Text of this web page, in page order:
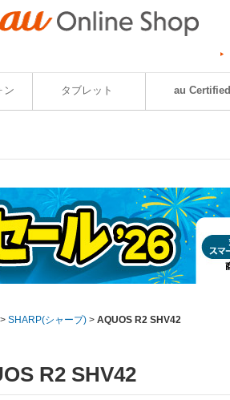
ン タブレット au Certified
> SHARP(シャープ) > AQUOS R2 SHV42
R2 SHV42